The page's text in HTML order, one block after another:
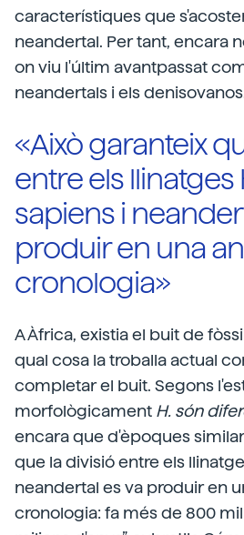
característiques que
neandertal. Per tant, encara
on viu l'últim avantpassat
neandertals i els
«Això garanteix
entre els
sapiens i
produir en una
cronologia»
A Àfrica, existia el buit de
qual cosa la troballa actual
completar el buit. Segons
morfològicament H. són
encara que d'èpoques
que la divisió entre els
neandertal es va produir en
cronologia: fa més de 800 mil